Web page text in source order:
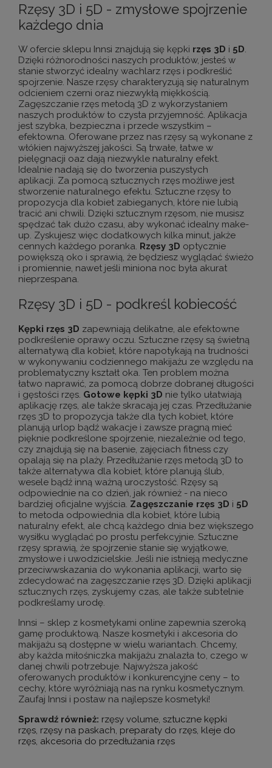
Rzęsy 3D i 5D - zmysłowe spojrzenie
każdego dnia
W ofercie sklepu Innsi znajdują się kępki rzęs 3D i 5D.
Dzięki różnorodności naszych produktów, jesteś w
stanie stworzyć idealny wachlarz rzęs i podkreślić
spojrzenie. Nasze rzęsy charakteryzują się naturalnym
odcieniem czerni oraz niezwykłą miękkością.
Zagęszczanie rzęs metodą 3D z wykorzystaniem
naszych produktów to czysta przyjemność. Aplikacja
jest szybka, bezpieczna i przede wszystkim –
efektowna. Oferowane przez nas rzęsy są wykonane z
włókien najwyższej jakości. Są trwałe, łatwe w
pielęgnacji oaz dają niezwykle naturalny efekt.
Idealnie nadają się do tworzenia puszystych
aplikacji. Za pomocą sztucznych rzęs możliwe jest
stworzenie naturalnego efektu. Sztuczne rzęsy to
propozycja dla kobiet zabieganych, które nie lubią
tracić ani chwili. Dzięki sztucznym rzęsom, nie musisz
spędzać tak dużo czasu, aby wykonać idealny make-
up. Zyskujesz więc dodatkowych kilka minut, jakże
cennych każdego poranka. Rzęsy 3D optycznie
powiększą oko i sprawią, że będziesz wyglądać świeżo
i promiennie, nawet jeśli miniona noc była akurat
nieprzespana.
Rzęsy 3D i 5D - podkreśl kobiecość
Kępki rzęs 3D zapewniają delikatne, ale efektowne
podkreślenie oprawy oczu. Sztuczne rzęsy są świetną
alternatywą dla kobiet, które napotykają na trudności
w wykonywaniu codziennego makijażu ze względu na
problematyczny kształt oka. Ten problem można
łatwo naprawić, za pomocą dobrze dobranej długości
i gęstości rzęs. Gotowe kępki 3D nie tylko ułatwiają
aplikację rzęs, ale także skracają jej czas. Przedłużanie
rzęs 3D to propozycja także dla tych kobiet, które
planują urlop bądź wakacje i zawsze pragną mieć
pięknie podkreślone spojrzenie, niezależnie od tego,
czy znajdują się na basenie, zajęciach fitness czy
opalają się na plaży. Przedłużanie rzęs metodą 3D to
także alternatywa dla kobiet, które planują ślub,
wesele bądź inną ważną uroczystość. Rzęsy są
odpowiednie na co dzień, jak również - na nieco
bardziej oficjalne wyjścia. Zagęszczanie rzęs 3D i 5D
to metoda odpowiednia dla kobiet, które lubią
naturalny efekt, ale chcą każdego dnia bez większego
wysiłku wyglądać po prostu perfekcyjnie. Sztuczne
rzęsy sprawią, że spojrzenie stanie się wyjątkowe,
zmysłowe i uwodzicielskie. Jeśli nie istnieją medyczne
przeciwwskazania do wykonania aplikacji, warto się
zdecydować na zagęszczanie rzęs 3D. Dzięki aplikacji
sztucznych rzęs, zyskujemy czas, ale także subtelnie
podkreślamy urodę.
Innsi – sklep z kosmetykami online zapewnia szeroką
gamę produktową. Nasze kosmetyki i akcesoria do
makijażu są dostępne w wielu wariantach. Chcemy,
aby każda miłośniczka makijażu znalazła to, czego w
danej chwili potrzebuje. Najwyższa jakość
oferowanych produktów i konkurencyjne ceny – to
cechy, które wyróżniają nas na rynku kosmetycznym.
Zaufaj Innsi i postaw na najlepsze kosmetyki!
Sprawdź również: rzęsy volume, sztuczne kępki
rzęs, rzęsy na paskach, preparaty do rzęs, kleje do
rzęs, akcesoria do przedłużania rzęs